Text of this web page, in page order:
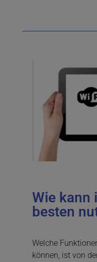
Wie kann
besten
Welche
können, ist von